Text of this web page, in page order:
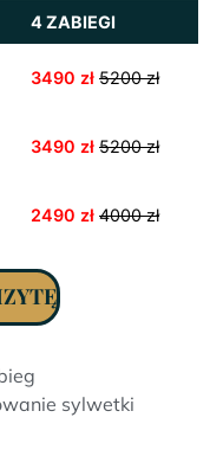
4 ZABIEGI
3490 zł 5200 zł
3490 zł 5200 zł
2490 zł 4000 zł
sylwetki